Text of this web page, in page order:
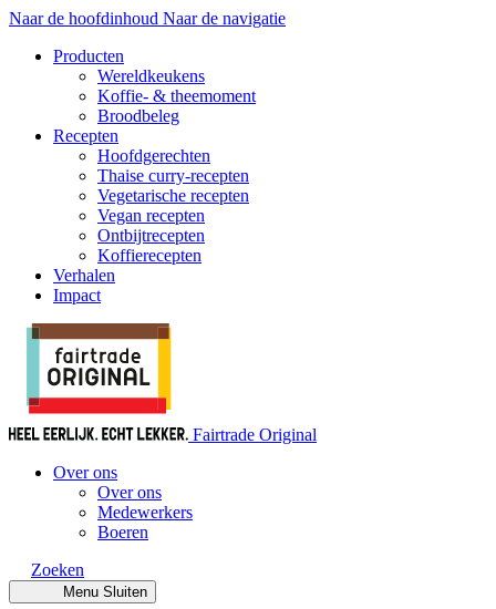
Naar de hoofdinhoud Naar de navigatie
Producten
Wereldkeukens
Koffie- & theemoment
Broodbeleg
Recepten
Hoofdgerechten
Thaise curry-recepten
Vegetarische recepten
Vegan recepten
Ontbijtrecepten
Koffierecepten
Verhalen
Impact
Fairtrade Original
Over ons
Over ons
Medewerkers
Boeren
Zoeken
Menu Sluiten